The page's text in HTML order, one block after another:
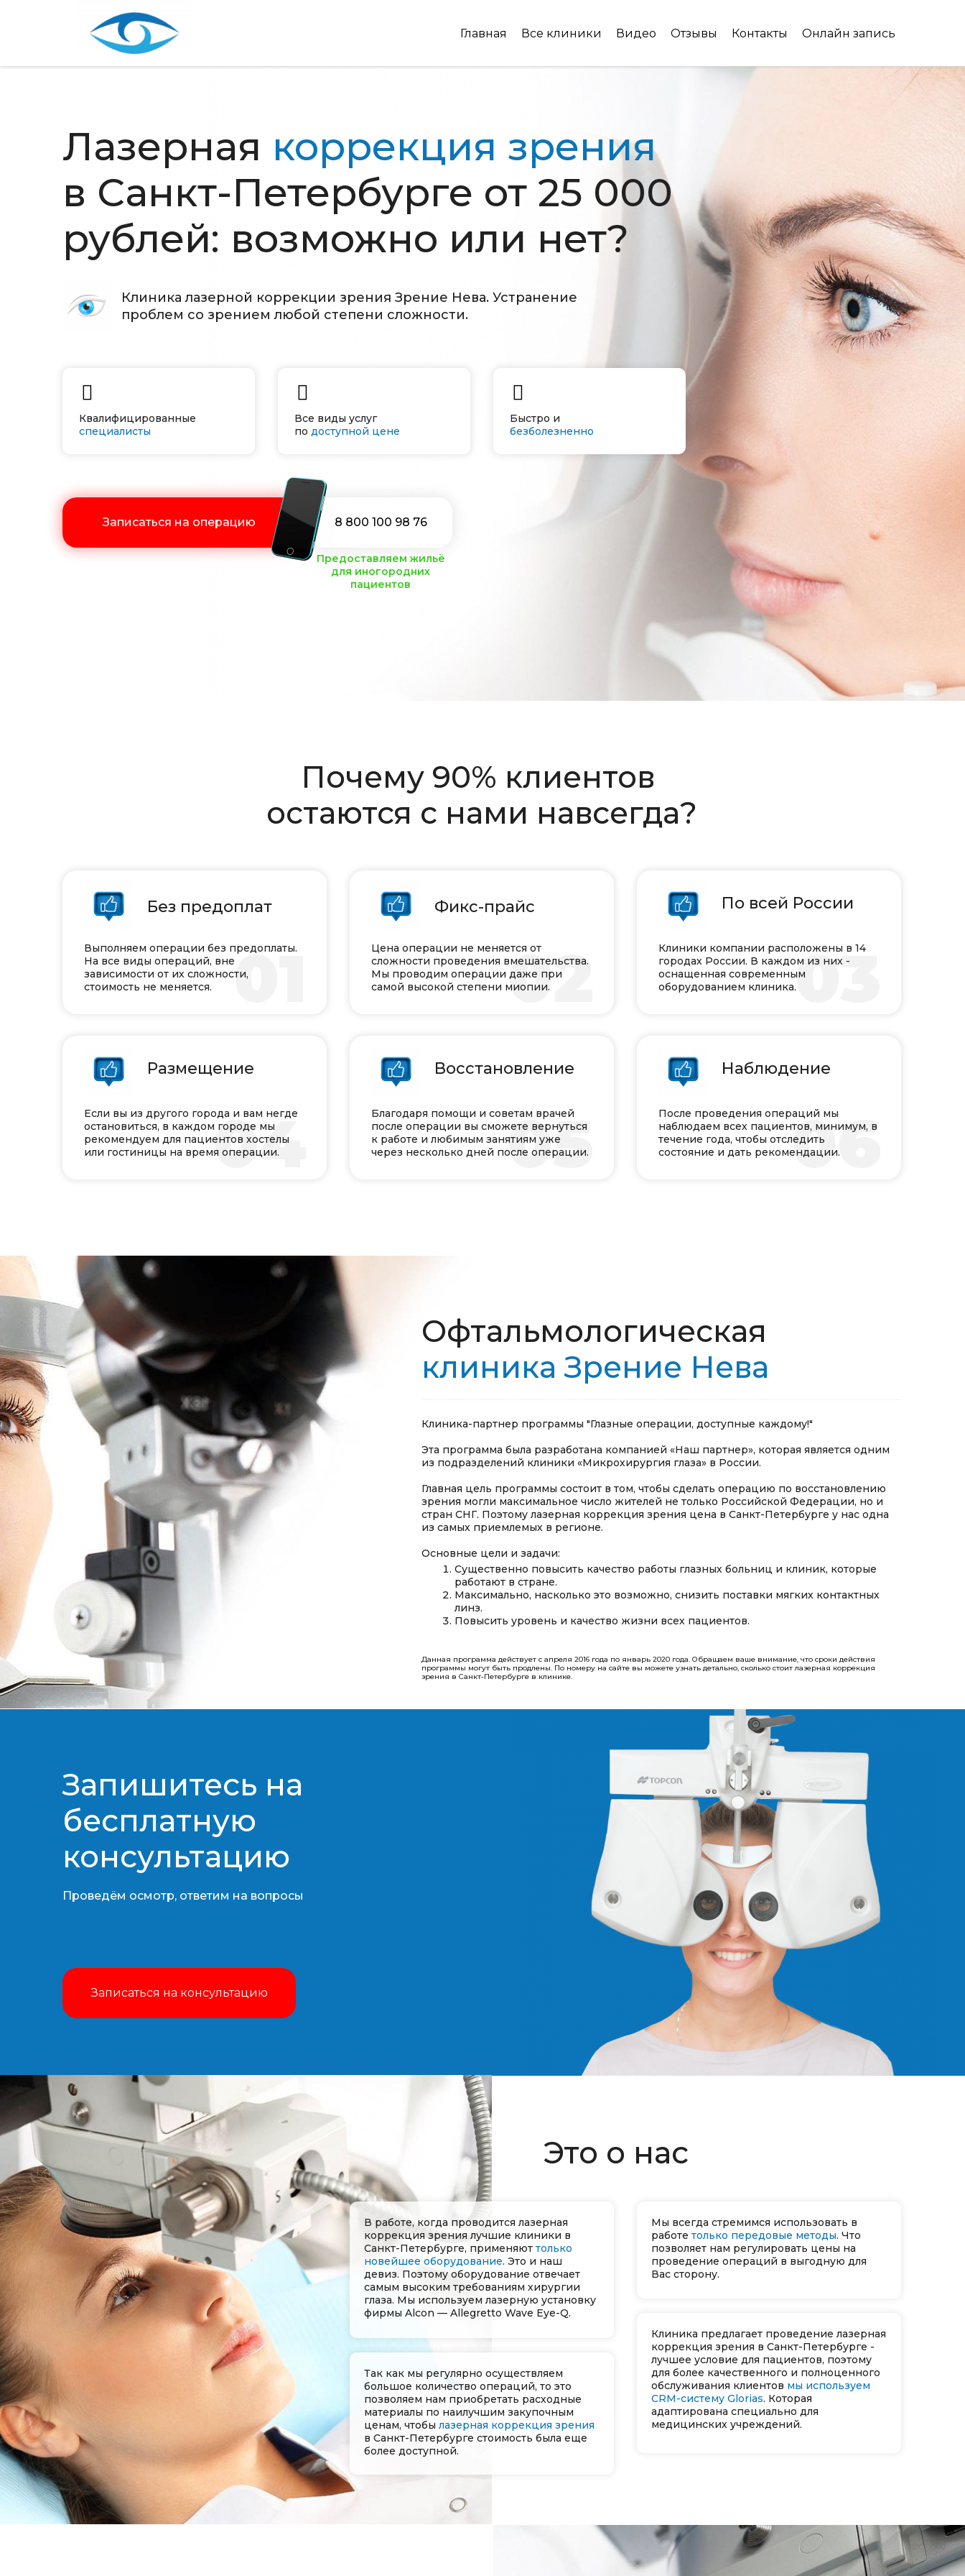
Главная Все клиники Видео Отзывы Контакты Онлайн запись
Лазерная коррекция зрения
в Санкт-Петербурге от 25 000
рублей: возможно или нет?
Клиника лазерной коррекции зрения Зрение Нева. Устранение
проблем со зрением любой степени сложности.
Записаться на операцию
Квалифицированные
специалисты
Все виды услуг
по доступной цене
Быстро и
безболезненно
8 800 100 98 76
Предоставляем жильё
для иногородних
пациентов
Почему 90% клиентов
остаются с нами навсегда?
01 02 03
04 05 06
Без предоплат
Выполняем операции без предоплаты.
На все виды операций, вне
зависимости от их сложности,
стоимость не меняется.
Фикс-прайс По всей России
Размещение Восстановление Наблюдение
Цена операции не меняется от
сложности проведения вмешательства.
Мы проводим операции даже при
самой высокой степени миопии.
Клиники компании расположены в 14
городах России. В каждом из них -
оснащенная современным
оборудованием клиника.
Если вы из другого города и вам негде
остановиться, в каждом городе мы
рекомендуем для пациентов хостелы
или гостиницы на время операции.
Благодаря помощи и советам врачей
после операции вы сможете вернуться
к работе и любимым занятиям уже
через несколько дней после операции.
После проведения операций мы
наблюдаем всех пациентов, минимум, в
течение года, чтобы отследить
состояние и дать рекомендации.
Офтальмологическая
клиника Зрение Нева
Клиника-партнер программы "Глазные операции, доступные каждому!"
Эта программа была разработана компанией «Наш партнер», которая является одним
из подразделений клиники «Микрохирургия глаза» в России.
Главная цель программы состоит в том, чтобы сделать операцию по восстановлению
зрения могли максимальное число жителей не только Российской Федерации, но и
стран СНГ. Поэтому лазерная коррекция зрения цена в Санкт-Петербурге у нас одна
из самых приемлемых в регионе.
Основные цели и задачи:
Существенно повысить качество работы глазных больниц и клиник, которые
работают в стране.
Максимально, насколько это возможно, снизить поставки мягких контактных
линз.
Повысить уровень и качество жизни всех пациентов.
Данная программа действует с апреля 2016 года по январь 2020 года. Обращаем ваше внимание, что сроки действия
программы могут быть продлены.​​​​​​​ По номеру на сайте вы можете узнать детально, сколько стоит лазерная коррекция
зрения в Санкт-Петербурге в клинике.
Запишитесь на
бесплатную
консультацию​​​​​​​
Записаться на консультацию
Проведём осмотр, ответим на вопросы
Это о нас
В работе, когда проводится лазерная
коррекция зрения лучшие клиники в
Санкт-Петербурге, применяют только
новейшее оборудование. Это и наш
девиз. Поэтому оборудование отвечает
самым высоким требованиям хирургии
глаза. Мы используем лазерную установку
фирмы Alcon — Allegretto Wave Eye-Q.
Мы всегда стремимся использовать в
работе только передовые методы. Что
позволяет нам регулировать цены на
проведение операций в выгодную для
Вас сторону.
Так как мы регулярно осуществляем
большое количество операций, то это
позволяем нам приобретать расходные
материалы по наилучшим закупочным
ценам, чтобы лазерная коррекция зрения
в Санкт-Петербурге​​​​​​​ стоимость была еще
более доступной.
Клиника предлагает проведение лазерная
коррекция зрения в Санкт-Петербурге -
лучшее условие для пациентов, поэтому
для более качественного и полноценного
обслуживания клиентов мы используем
CRM-систему Glorias. Которая
адаптирована специально для
медицинских учреждений.